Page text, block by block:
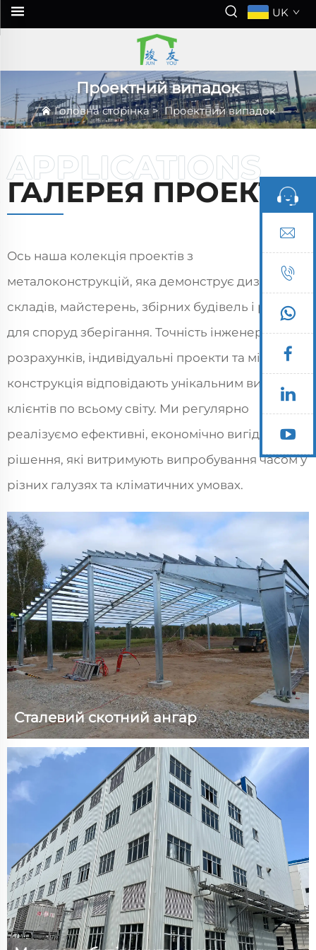
UK
Проектний випадок
Головна сторінка>Проектний випадок
ГАЛЕРЕЯ ПРОЕКТІВ
Ось наша колекція проектів з
металоконструкцій, яка демонструє дизайн
складів, майстерень, збірних будівель і рішень
для споруд зберігання. Точність інженерних
розрахунків, індивідуальні проекти та міцна
конструкція відповідають унікальним вимогам
клієнтів по всьому світу. Ми регулярно
реалізуємо ефективні, економічно вигідні
рішення, які витримують випробування часом у
різних галузях та кліматичних умовах.
Сталевий скотний ангар
Технічні параметри: Розмір (Д) 25 м x (Ш) 20 м x (В)
3,9 м, площа 500 квадратних метрів, стійкість до
вітру 120 км/год, снігове навантаження 1,5~1,6 кН/м²,
антизейсмичний клас 7. Інформація про проект.
Цей проект — скотний ангар для фермера з Латвії...